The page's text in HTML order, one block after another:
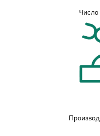
Число